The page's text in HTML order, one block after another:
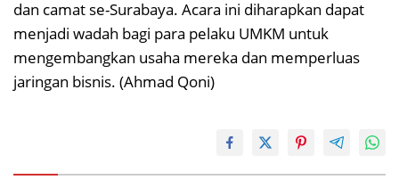
dan camat se-Surabaya. Acara ini diharapkan dapat
menjadi wadah bagi para pelaku UMKM untuk
mengembangkan usaha mereka dan memperluas
jaringan bisnis. (Ahmad Qoni)